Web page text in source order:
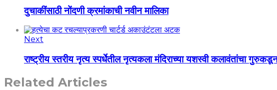
दुचाकींसाठी नोंदणी क्रमांकाची नवीन मालिका
Next
राष्ट्रीय स्तरीय नृत्य स्पर्धेतील नृत्यकला मंदिराच्या यशस्वी कलावंतांचा
Related Articles